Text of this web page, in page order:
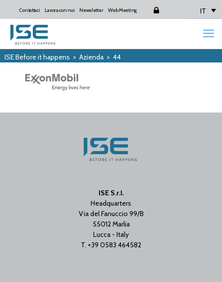
Contattaci Lavora con noi Newsletter Web Meeting IT
ISE Before it happens > Azienda> 44
ISE S.r.l.
Headquarters
Via del Fanuccio 99/B
55012 Marlia
Lucca - Italy
T. +39 0583 464582